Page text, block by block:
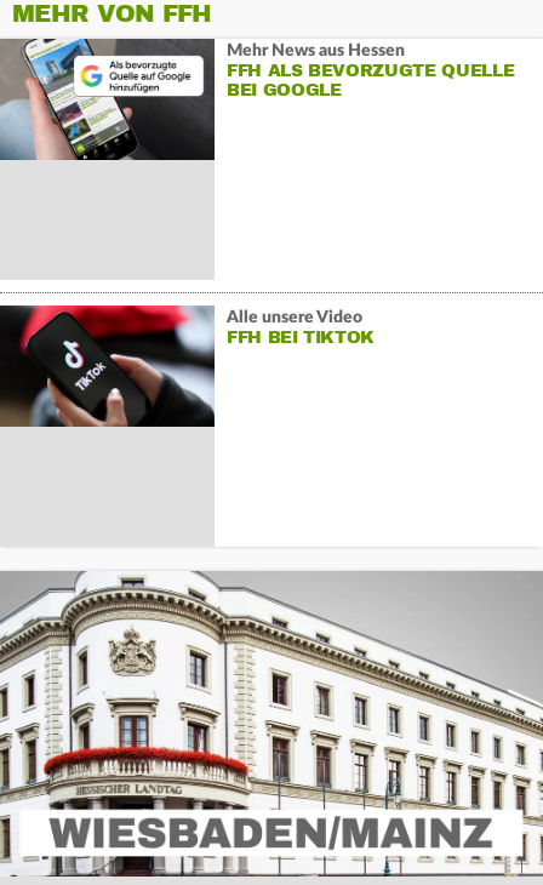
MEHR VON FFH
Mehr News aus Hessen
FFH ALS BEVORZUGTE QUELLE
BEI GOOGLE
Alle unsere Video
FFH BEI TIKTOK